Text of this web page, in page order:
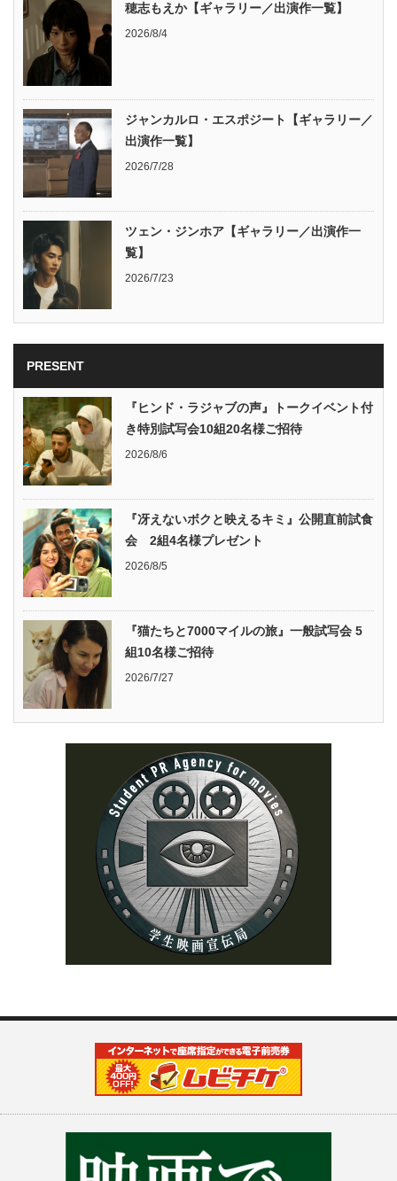
穂志もえか【ギャラリー／出演作一覧】
2026/8/4
ジャンカルロ・エスポジート【ギャラリー／
出演作一覧】
2026/7/28
ツェン・ジンホア【ギャラリー／出演作一
覧】
2026/7/23
PRESENT
『ヒンド・ラジャブの声』トークイベント付
き特別試写会10組20名様ご招待
2026/8/6
『冴えないボクと映えるキミ』公開直前試食
会 2組4名様プレゼント
2026/8/5
『猫たちと7000マイルの旅』一般試写会 5
組10名様ご招待
2026/7/27